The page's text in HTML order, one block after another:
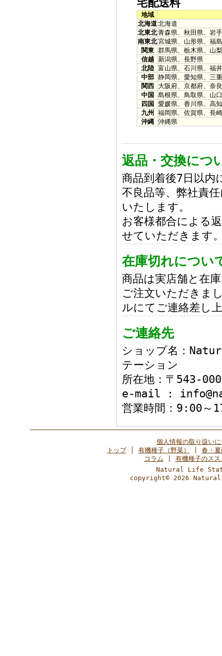
宅配送料
地域
北海道北海道
北東北青森県、秋田県、岩
南東北宮城県、山形県、福
関東 群馬県、栃木県、山
信越
新潟県、長野県
北陸 富山県、石川県、福
中部 静岡県、愛知県、三
関西
大阪府、京都府、奈
中国
島根県、鳥取県、山
四国
愛媛県、香川県、高
九州
福岡県、佐賀県、長
沖縄 沖縄県
返品・交換につ
商品到着後7日以内
不良品等、弊社責
いたします。
お客様都合による
せていただきます
在庫切れについ
商品は実店舗と在
ご注文いただきま
ルにてご連絡差し
ご連絡先
ショップ名：
テーション
所在地：〒543-
e-mail :
営業時間：9:00～
個人情報の取り扱い
トップ│ 有機種子（野菜）
春・
コラム
有機種子のスス
Natural Life
copyright© 2026